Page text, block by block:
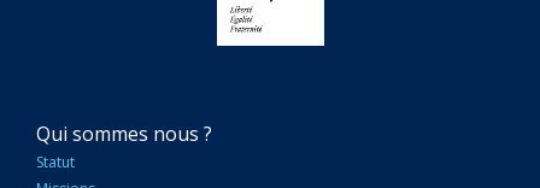
NAVIGATION
PRINCIPALE
Qui sommes nous ?
Statut